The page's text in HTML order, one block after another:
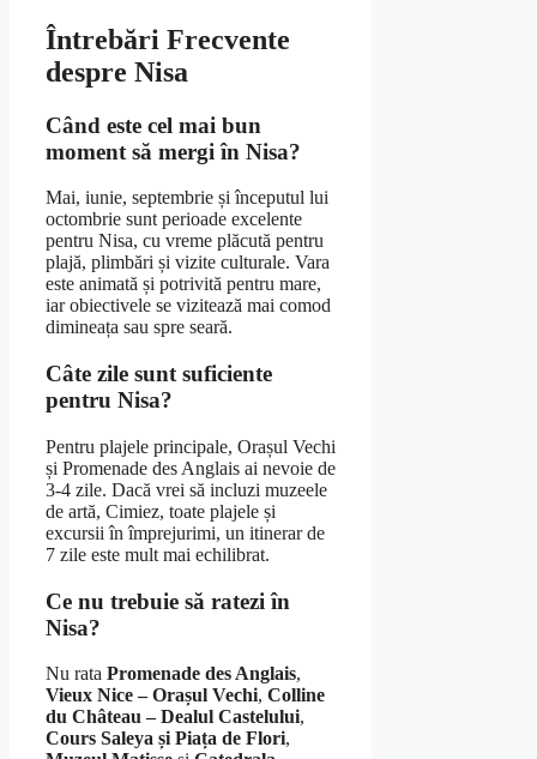
Întrebări Frecvente
despre Nisa
Când este cel mai bun
moment să mergi în Nisa?
Mai, iunie, septembrie și începutul lui
octombrie sunt perioade excelente
pentru Nisa, cu vreme plăcută pentru
plajă, plimbări și vizite culturale. Vara
este animată și potrivită pentru mare,
iar obiectivele se vizitează mai comod
dimineața sau spre seară.
Câte zile sunt suficiente
pentru Nisa?
Pentru plajele principale, Orașul Vechi
și Promenade des Anglais ai nevoie de
3-4 zile. Dacă vrei să incluzi muzeele
de artă, Cimiez, toate plajele și
excursii în împrejurimi, un itinerar de
7 zile este mult mai echilibrat.
Ce nu trebuie să ratezi în
Nisa?
Nu rata Promenade des Anglais,
Vieux Nice – Orașul Vechi, Colline
du Château – Dealul Castelului,
Cours Saleya și Piața de Flori,